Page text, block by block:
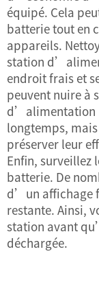
équipé. Cela
batterie tout en
appareils.
station
endroit frais et
peuvent nuire à
d’alimentation
longtemps,
préserver leur
Enfin, surveillez
batterie. De
d’un affichage
restante. Ainsi,
station avant
déchargée.